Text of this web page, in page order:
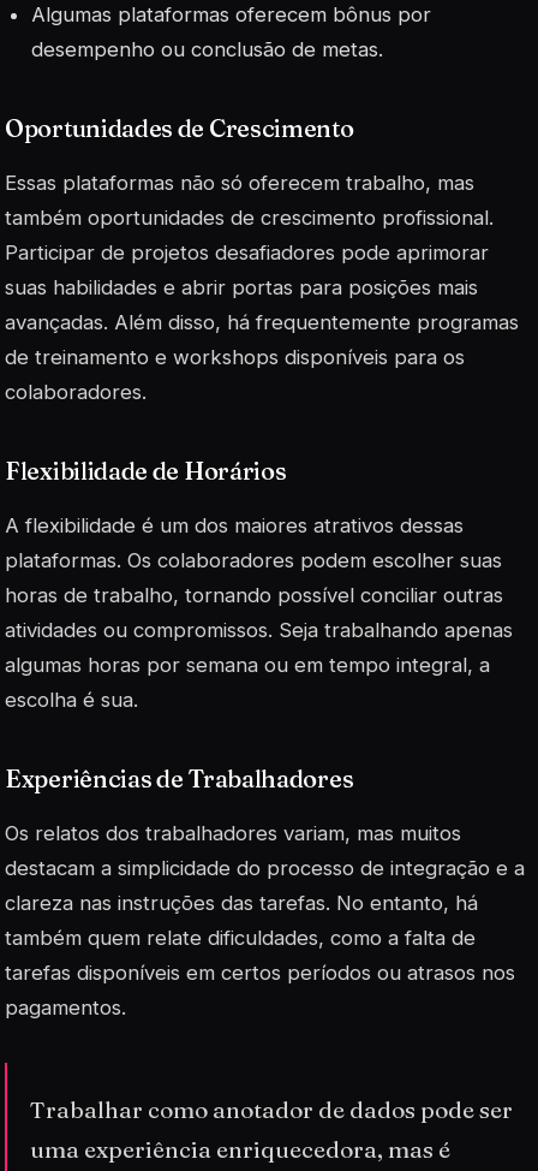
Algumas plataformas oferecem bônus por
desempenho ou conclusão de metas.
Oportunidades de Crescimento
Essas plataformas não só oferecem trabalho, mas
também oportunidades de crescimento profissional.
Participar de projetos desafiadores pode aprimorar
suas habilidades e abrir portas para posições mais
avançadas. Além disso, há frequentemente programas
de treinamento e workshops disponíveis para os
colaboradores.
Flexibilidade de Horários
A flexibilidade é um dos maiores atrativos dessas
plataformas. Os colaboradores podem escolher suas
horas de trabalho, tornando possível conciliar outras
atividades ou compromissos. Seja trabalhando apenas
algumas horas por semana ou em tempo integral, a
escolha é sua.
Experiências de Trabalhadores
Os relatos dos trabalhadores variam, mas muitos
destacam a simplicidade do processo de integração e a
clareza nas instruções das tarefas. No entanto, há
também quem relate dificuldades, como a falta de
tarefas disponíveis em certos períodos ou atrasos nos
pagamentos.
Trabalhar como anotador de dados pode ser
uma experiência enriquecedora, mas é